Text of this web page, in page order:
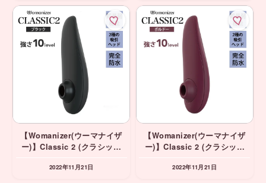
【Womanizer(ウーマナイザ
ー)】Classic 2 (クラシック
2022年11月21日
【Womanizer(ウーマナイザ
ー)】Classic 2 (クラシック
2022年11月21日